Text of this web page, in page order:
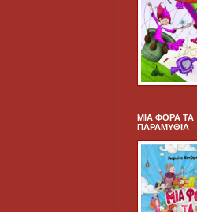
ΜΙΑ ΦΟΡΑ ΤΑ
ΠΑΡΑΜΥΘΙΑ